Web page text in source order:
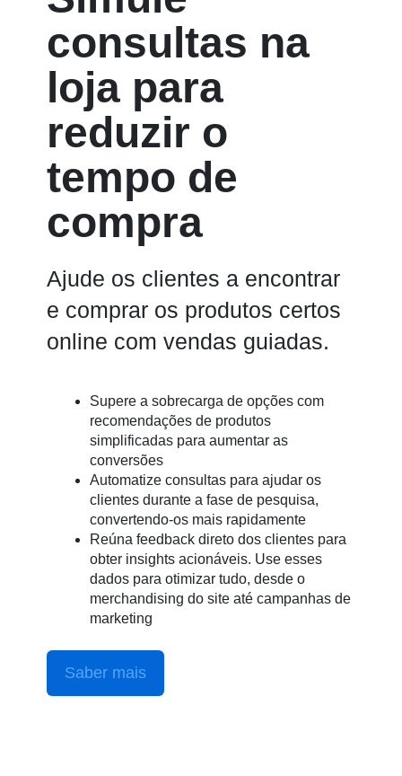
consultas na
loja para
reduzir o
tempo de
compra
Ajude os clientes a encontrar
e comprar os produtos certos
online com vendas guiadas.
Supere a sobrecarga de opções com
recomendações de produtos
simplificadas para aumentar as
conversões
Automatize consultas para ajudar os
clientes durante a fase de pesquisa,
convertendo-os mais rapidamente
Reúna feedback direto dos clientes para
obter insights acionáveis. Use esses
dados para otimizar tudo, desde o
merchandising do site até campanhas de
marketing
Saber mais